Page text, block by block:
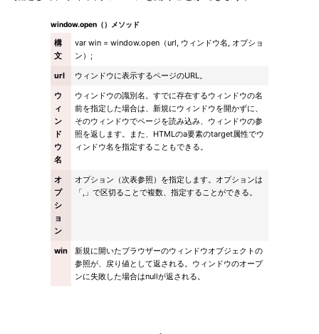
window.open（）メソッド
構
文
var win = window.open（url, ウィンドウ名, オプショ
ン）;
url
ウィンドウに表示するページのURL。
ウ
ィ
ン
ド
ウ
名
ウィンドウの識別名。すでに存在するウィンドウの名
前を指定した場合は、新規にウィンドウを開かずに、
そのウィンドウでページを読み込み、ウィンドウの参
照を返します。また、HTMLのa要素のtarget属性でウ
ィンドウ名を指定することもできる。
オ
プ
シ
ョ
ン
オプション（次表参照）を指定します。オプションは
「,」で区切ることで複数、指定することができる。
win
新規に開いたブラウザーのウィンドウオブジェクトの
参照が、戻り値として返される。ウィンドウのオープ
ンに失敗した場合はnullが返される。